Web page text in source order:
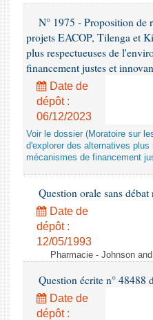
N° 1975 - Proposition de
projets EACOP, Tilenga et
plus respectueuses de
financement justes et
Date de
dépôt :
06/12/2023
Voir le dossier (Moratoire sur
d'explorer des alternatives
mécanismes de financement
Question orale sans
Date de
dépôt :
12/05/1993
Pharmacie - Johnson
Question écrite n° 48488
Date de
dépôt :